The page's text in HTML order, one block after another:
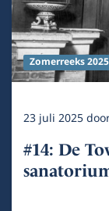
Zomerreeks
23 juli 2025
#14: De